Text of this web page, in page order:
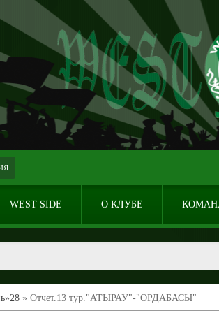
WEST SIDE О КЛУБЕ
»28 » Отчет.13 тур."АТЫРАУ"-"ОРДАБАСЫ"